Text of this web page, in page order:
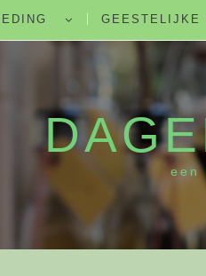
GEESTELIJKE
een